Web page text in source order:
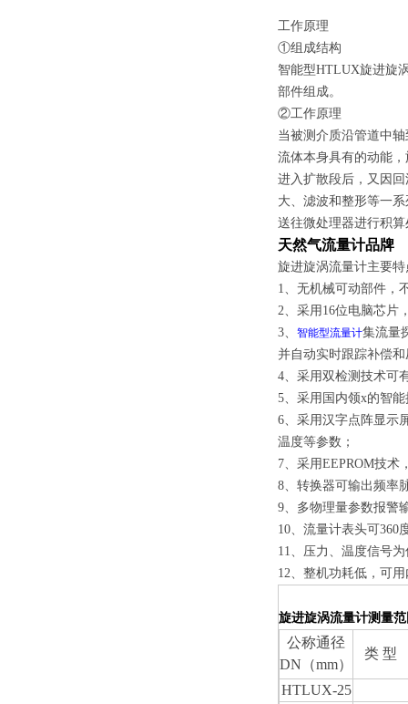
工作原理
①组成结构
智能型HTLUX旋进旋
部件组成。
②工作原理
当被测介质沿管道中
流体本身具有的动能
进入扩散段后，又因
大、滤波和整形等一
送往微处理器进行积
天然气流量计品牌
旋进旋涡流量计主要特
1、无机械可动部件，
2、采用16位电脑芯片
3、 智能型流量计集流量
并自动实时跟踪补偿
4、采用双检测技术可
5、采用国内领x的智
6、采用汉字点阵显示
温度等参数；
7、采用EEPROM技
8、转换器可输出频率
9、多物理量参数报警
10、流量计表头可360
11、压力、温度信号
12、整机功耗低，可
旋进旋涡流量计测量
公称通径
DN（mm）
类 型
HTLUX-25